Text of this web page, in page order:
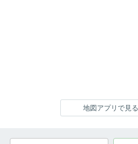
地図アプリで見る